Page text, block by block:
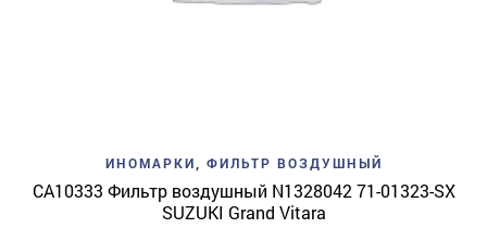
ИНОМАРКИ ФИЛЬТР ВОЗДУШНЫЙ
CA10333 Фильтр воздушный N1328042 71-01323-SX
SUZUKI Grand Vitara